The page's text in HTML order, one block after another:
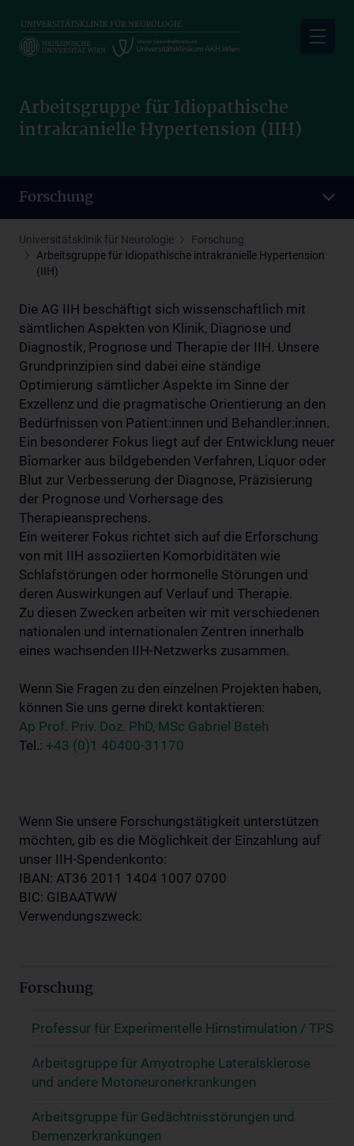
main
Arbeitsgruppe für Idiopathische
intrakranielle Hypertension (IIH)
Forschung
Universitätsklinik für Neurologie
Forschung
Arbeitsgruppe für Idiopathische intrakranielle Hypertension
(IIH)
Die AG IIH beschäftigt sich wissenschaftlich mit
sämtlichen Aspekten von Klinik, Diagnose und
Diagnostik, Prognose und Therapie der IIH. Unsere
Grundprinzipien sind dabei eine ständige
Optimierung sämtlicher Aspekte im Sinne der
Exzellenz und die pragmatische Orientierung an den
Bedürfnissen von Patient:innen und Behandler:innen.
Ein besonderer Fokus liegt auf der Entwicklung neuer
Biomarker aus bildgebenden Verfahren, Liquor oder
Blut zur Verbesserung der Diagnose, Präzisierung
der Prognose und Vorhersage des
Therapieansprechens.
Ein weiterer Fokus richtet sich auf die Erforschung
von mit IIH assoziierten Komorbiditäten wie
Schlafstörungen oder hormonelle Störungen und
deren Auswirkungen auf Verlauf und Therapie.
Zu diesen Zwecken arbeiten wir mit verschiedenen
nationalen und internationalen Zentren innerhalb
eines wachsenden IIH-Netzwerks zusammen.
Wenn Sie Fragen zu den einzelnen Projekten haben,
können Sie uns gerne direkt kontaktieren:
Ap Prof. Priv. Doz. PhD, MSc Gabriel Bsteh
Tel.: +43 (0)1 40400-31170
Wenn Sie unsere Forschungstätigkeit unterstützen
möchten, gib es die Möglichkeit der Einzahlung auf
unser IIH-Spendenkonto:
IBAN: AT36 2011 1404 1007 0700
BIC: GIBAATWW
Verwendungszweck:
Forschung
Professur für Experimentelle Hirnstimulation / TPS
Arbeitsgruppe für Amyotrophe Lateralsklerose
und andere Motoneuronerkrankungen
Arbeitsgruppe für Gedächtnisstörungen und
Demenzerkrankungen